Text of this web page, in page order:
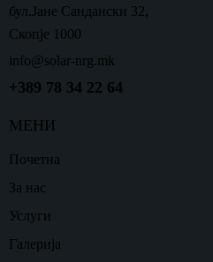
бул.Јане Сандански 32,
Скопје 1000
info@solar-nrg.mk
+389 78 34 22 64
МЕНИ
Почетна
За нас
Услуги
Галерија